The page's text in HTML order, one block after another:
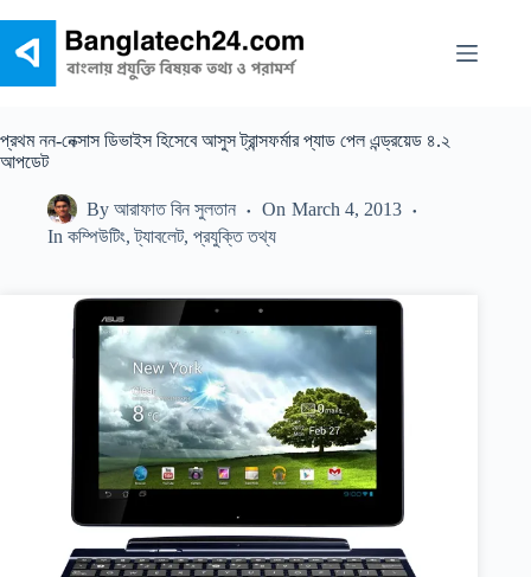
content
প্রথম নন-নেক্সাস ডিভাইস হিসেবে আসুস ট্রান্সফর্মার প্যাড পেল এন্ড্রয়েড ৪.২
আপডেট
By আরাফাত বিন সুলতান On March 4, 2013
In কম্পিউটিং,ট্যাবলেট,প্রযুক্তি তথ্য